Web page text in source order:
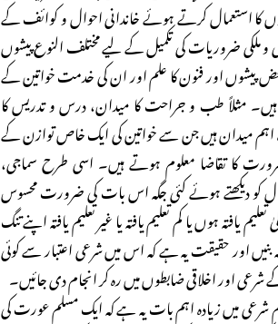
کا استعمال کرتے ہوئے خاندانی احوال و کوائف کے
ملکی ضروریات کی تکمیل کے لیے مختلف النوع پیشوں
اور فنون کا علم اور ان کی خدمت خواتین کے
ہیں۔ مثلاً طب و جراحت کا میدان، درس و تدریس کا
اہم میدان ہیں جن سے خواتین کی ایک خاص توازن کے
کا تقاضا معلوم ہوتے ہیں۔ اسی طرح سماجی،
کو دیکھتے ہوئے کئی جگہ اس بات کی ضرورت محسوس
یافتہ ہوں یا کم تعلیم یافتہ یا غیر تعلیم یافتہ اپنے تنگ
بنیں اور حقیقت یہ ہے کہ اس میں شرعی اعتبار سے کوئی
شرعی اور اخلاقی ضابطوں میں رہ کر انجام دی جائیں۔
شرعی میں زیادہ اہم بات یہ ہے کہ ایک مسلم عورت کی